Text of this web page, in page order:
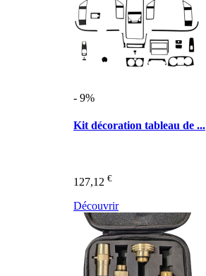
- 9%
Kit décoration tableau de ...
127,12 €
Découvrir